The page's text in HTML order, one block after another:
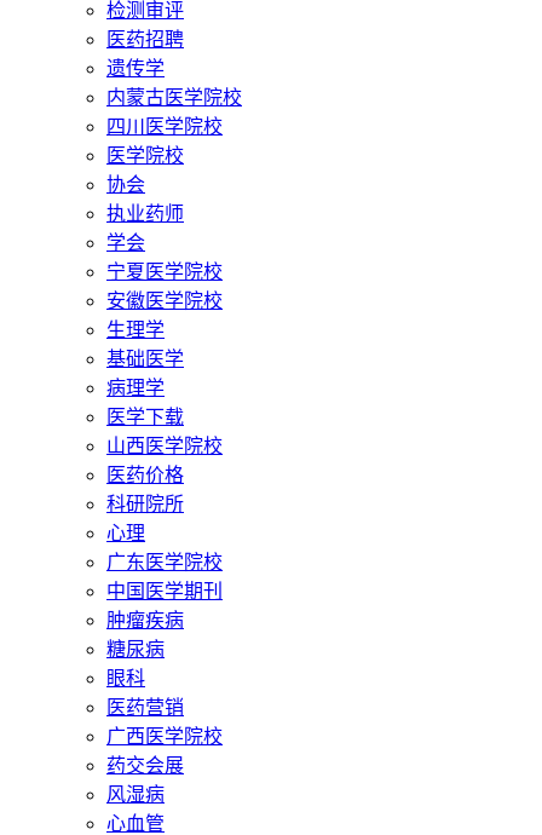
检测审评
医药招聘
遗传学
内蒙古医学院校
四川医学院校
医学院校
协会
执业药师
学会
宁夏医学院校
安徽医学院校
生理学
基础医学
病理学
医学下载
山西医学院校
医药价格
科研院所
心理
广东医学院校
中国医学期刊
肿瘤疾病
糖尿病
眼科
医药营销
广西医学院校
药交会展
风湿病
心血管